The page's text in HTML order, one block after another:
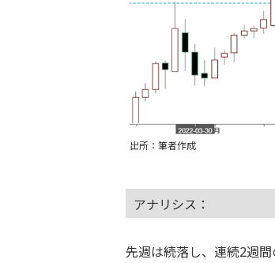
出所：筆者作成
アナリシス：
先週は続落し、連続2週